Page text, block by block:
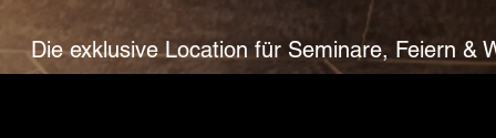
Die exklusive Location für Seminare, Feiern &